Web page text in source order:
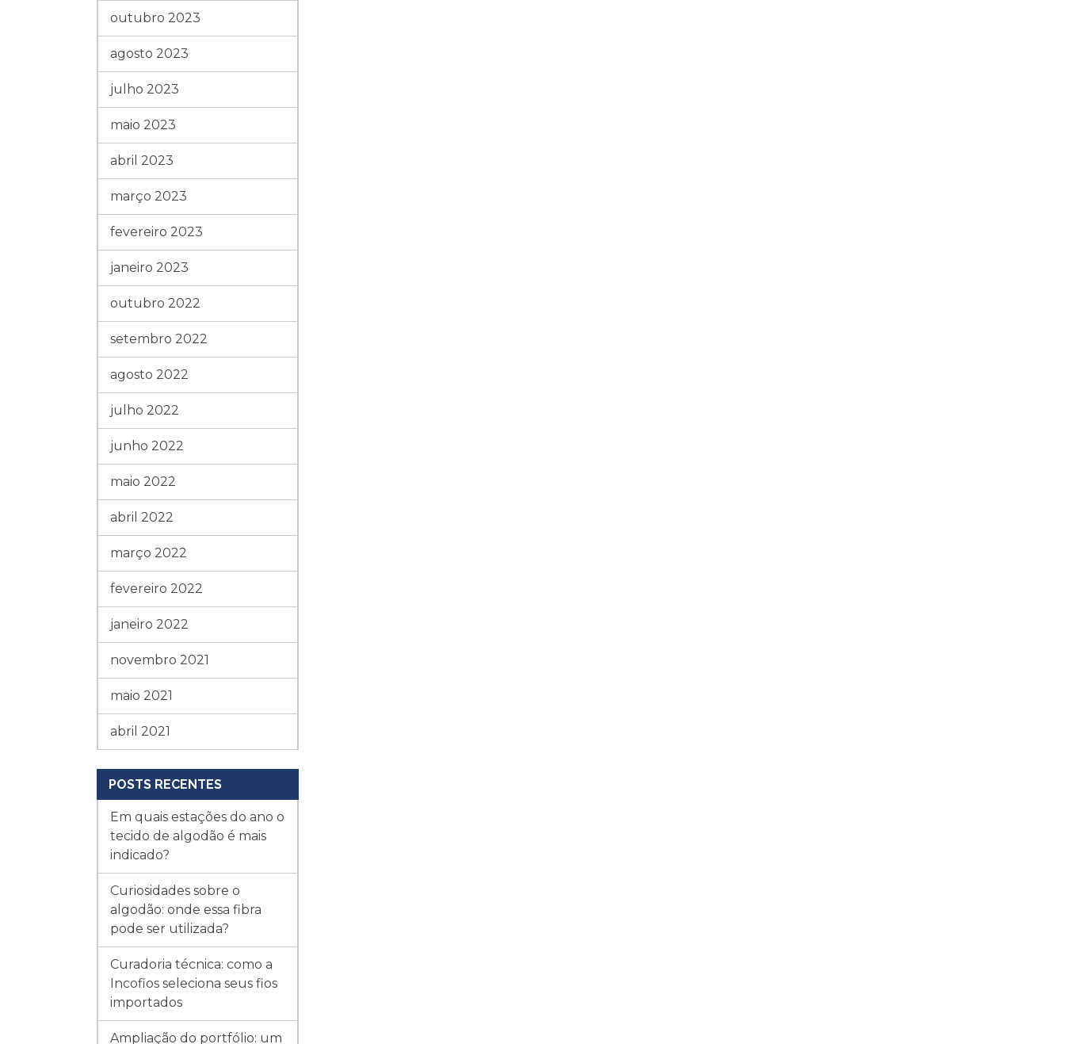
outubro 2023
agosto 2023
julho 2023
maio 2023
abril 2023
março 2023
fevereiro 2023
janeiro 2023
outubro 2022
setembro 2022
agosto 2022
julho 2022
junho 2022
maio 2022
abril 2022
março 2022
fevereiro 2022
janeiro 2022
novembro 2021
maio 2021
abril 2021
POSTS RECENTES
Em quais estações do ano o
tecido de algodão é mais
indicado?
Curiosidades sobre o
algodão: onde essa fibra
pode ser utilizada?
Curadoria técnica: como a
Incofios seleciona seus fios
importados
Ampliação do portfólio: um